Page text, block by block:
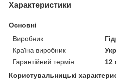
Характеристики
Основні
Виробник
Країна виробник
Гарантійний термін
12
Користувальницькі